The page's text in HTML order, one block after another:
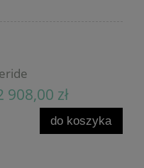
908,00 zł
do koszyka